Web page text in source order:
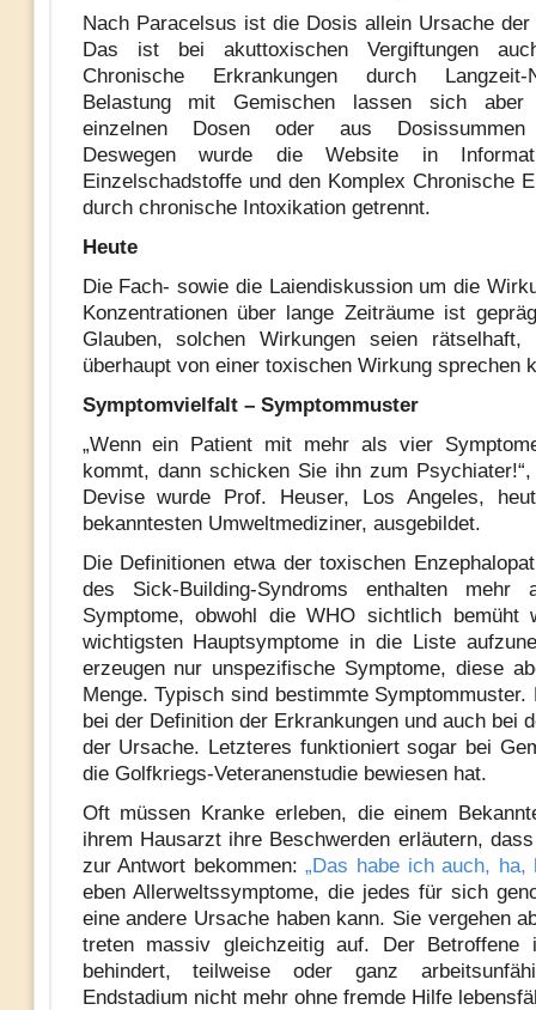
Nach Paracelsus ist die Dosis allein Ursache der
Das ist bei akuttoxischen Vergiftungen
Chronische Erkrankungen durch Langzeit-
Belastung mit Gemischen lassen sich
einzelnen Dosen oder aus Dosissummen
Deswegen wurde die Website in
Einzelschadstoffe und den Komplex Chronische
durch chronische Intoxikation getrennt.
Heute
Die Fach- sowie die Laiendiskussion um die
Konzentrationen über lange Zeiträume ist
Glauben, solchen Wirkungen seien rätselhaft,
überhaupt von einer toxischen Wirkung sprechen
Symptomvielfalt – Symptommuster
„Wenn ein Patient mit mehr als vier
kommt, dann schicken Sie ihn zum
Devise wurde Prof. Heuser, Los Angeles,
bekanntesten Umweltmediziner, ausgebildet.
Die Definitionen etwa der toxischen
des Sick-Building-Syndroms enthalten mehr
Symptome, obwohl die WHO sichtlich bemüht
wichtigsten Hauptsymptome in die Liste
erzeugen nur unspezifische Symptome, diese
Menge. Typisch sind bestimmte Symptommuster.
bei der Definition der Erkrankungen und auch bei
der Ursache. Letzteres funktioniert sogar bei
die Golfkriegs-Veteranenstudie bewiesen hat.
Oft müssen Kranke erleben, die einem
ihrem Hausarzt ihre Beschwerden erläutern,
zur Antwort bekommen:„Das habe ich auch, ha,
eben Allerweltssymptome, die jedes für sich
eine andere Ursache haben kann. Sie vergehen
treten massiv gleichzeitig auf. Der Betroffene
behindert, teilweise oder ganz
Endstadium nicht mehr ohne fremde Hilfe